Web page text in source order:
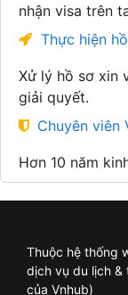
nhận visa trên
Thực hiện
Xử lý hồ sơ xin
giải quyết.
Chuyên viên
Hơn 10 năm
Thuộc hệ thống
dịch vụ du lịch &
của Vnhub)